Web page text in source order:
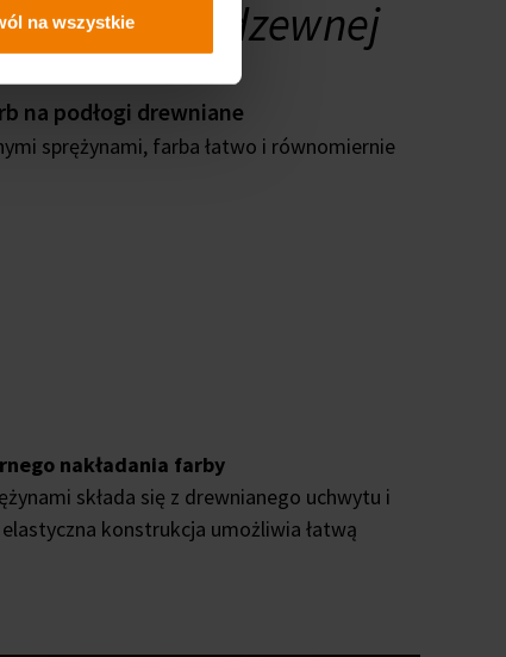
na wszystkie
stali nierdzewnej
na podłogi drewniane
sprężynami, farba łatwo i równomiernie
nakładania farby
składa się z drewnianego uchwytu i
konstrukcja umożliwia łatwą